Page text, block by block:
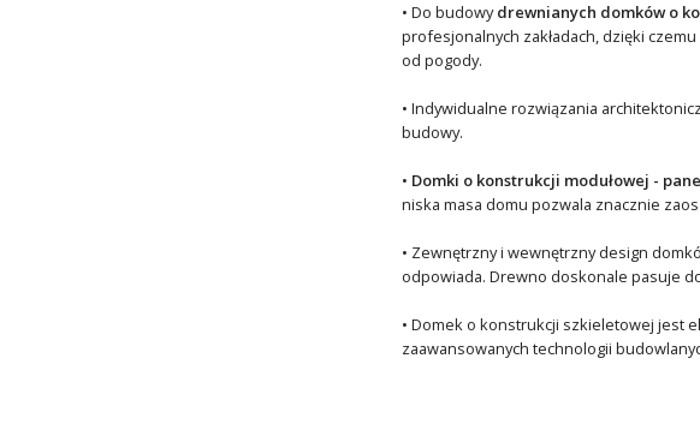
• Do budowydrewnianych domków o
profesjonalnych zakładach, dzięki
od pogody.
• Indywidualne rozwiązania
budowy.
• Domki o konstrukcji modułowej -
niska masa domu pozwala znacznie
• Zewnętrzny i wewnętrzny design
odpowiada. Drewno doskonale pasuje
• Domek o konstrukcji szkieletowej jest
zaawansowanych technologii